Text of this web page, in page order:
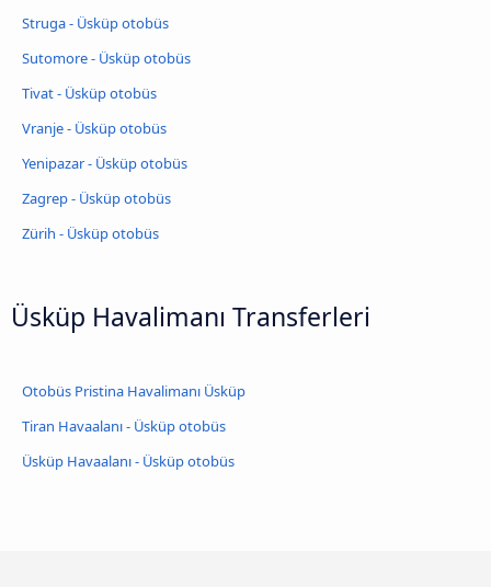
Struga - Üsküp otobüs
Sutomore - Üsküp otobüs
Tivat - Üsküp otobüs
Vranje - Üsküp otobüs
Yenipazar - Üsküp otobüs
Zagrep - Üsküp otobüs
Zürih - Üsküp otobüs
Üsküp Havalimanı Transferleri
Otobüs Pristina Havalimanı Üsküp
Tiran Havaalanı - Üsküp otobüs
Üsküp Havaalanı - Üsküp otobüs